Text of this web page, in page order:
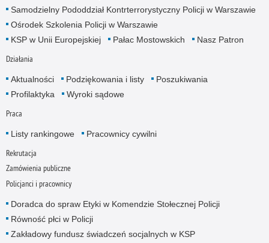
Samodzielny Pododdział Kontrterrorystyczny Policji w Warszawie
Ośrodek Szkolenia Policji w Warszawie
KSP w Unii Europejskiej
Pałac Mostowskich Nasz Patron
Działania
Aktualności Podziękowania i listy
Poszukiwania
Profilaktyka
Wyroki sądowe
Praca
Listy rankingowe Pracownicy cywilni
Rekrutacja
Zamówienia publiczne
Policjanci i pracownicy
Doradca do spraw Etyki w Komendzie Stołecznej Policji
Równość płci w Policji
Zakładowy fundusz świadczeń socjalnych w KSP